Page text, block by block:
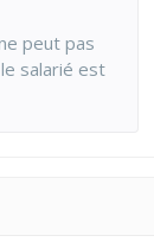
peut pas
salarié est